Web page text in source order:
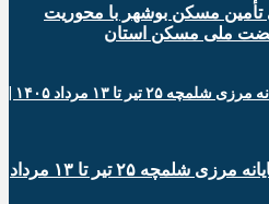
مسکن بوشهر با محوریت
ملی مسکن استان
اطلاع‌نگاشت| تردد مسافر از پایانه‌ مرزی شلمچه ۲۵ تیر تا ۱۳ مرداد